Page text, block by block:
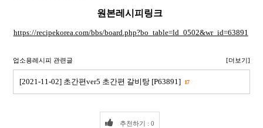
원본레시피링크
https://recipekorea.com/bbs/board.php?bo_table=ld_0502&wr_id=63891
업소용레시피 관련글 [더보기]
[2021-11-02] 초간편ver5 초간편 갈비탕 [P63891] 17
추천하기 : 0